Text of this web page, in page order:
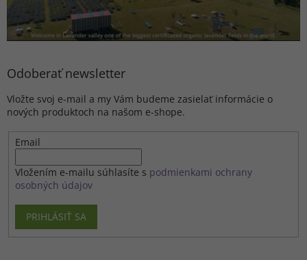
Odoberať newsletter
Vložte svoj e-mail a my Vám budeme zasielať informácie o
nových produktoch na našom e-shope.
Email
Vložením e-mailu súhlasíte s podmienkami ochrany
osobných údajov
PRIHLÁSIŤ SA